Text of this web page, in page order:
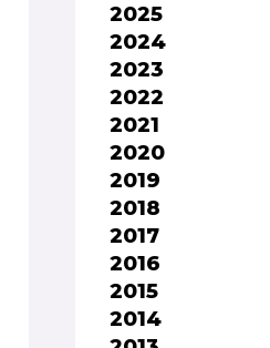
2025
2024
2023
2022
2021
2020
2019
2018
2017
2016
2015
2014